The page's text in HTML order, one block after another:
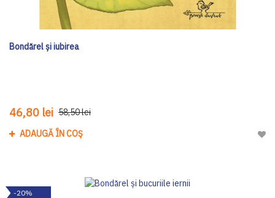
Bondărel și iubirea
46,80 lei 58,50 lei
ADAUGĂ ÎN COȘ
-20%